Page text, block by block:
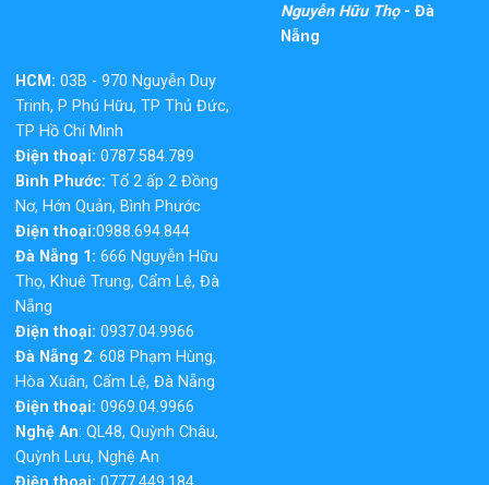
Nguyễn Hữu Thọ- Đà
Nẵng
HCM: 03B - 970 Nguyễn Duy
Trinh, P Phú Hữu, TP Thủ Đức,
TP Hồ Chí Minh
Điện thoại: 0787.584.789
Bình Phước: Tổ 2 ấp 2 Đồng
Nơ, Hớn Quản, Bình Phước
Điện thoại:0988.694.844
Đà Nẵng 1: 666 Nguyễn Hữu
Thọ, Khuê Trung, Cẩm Lệ, Đà
Nẵng
Điện thoại: 0937.04.9966
Đà Nẵng 2: 608 Phạm Hùng,
Hòa Xuân, Cẩm Lệ, Đà Nẵng
Điện thoại: 0969.04.9966
Nghệ An: QL48, Quỳnh Châu,
Quỳnh Lưu, Nghệ An